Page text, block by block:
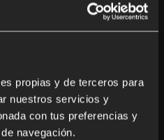
propias y de terceros para
nuestros servicios y
con tus preferencias y
navegación.
library of
you’re looking for. Perhaps